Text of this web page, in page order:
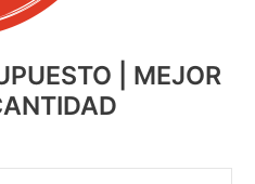
| MEJOR